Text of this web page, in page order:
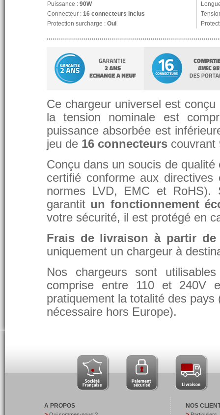
Puissance : 90W
Connecteur : 16 connecteurs inclus
Protection surcharge : Oui
Ce chargeur universel est
la tension nominale est
puissance absorbée est
jeu de 16 connecteurs couvrant
Conçu dans un soucis de
certifié conforme aux
normes LVD, EMC et RoHS).
garantit un fonctionnement
votre sécurité, il est protégé en
Frais de livraison à partir de
uniquement un chargeur à
Nos chargeurs sont
comprise entre 110 et 240V
pratiquement la totalité des
nécessaire hors Europe).
A PROPOS NOS